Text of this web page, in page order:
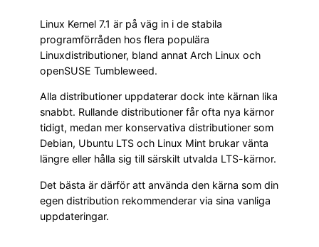
Linux Kernel 7.1 är på väg in i de stabila
programförråden hos flera populära
Linuxdistributioner, bland annat Arch Linux och
openSUSE Tumbleweed.
Alla distributioner uppdaterar dock inte kärnan lika
snabbt. Rullande distributioner får ofta nya kärnor
tidigt, medan mer konservativa distributioner som
Debian, Ubuntu LTS och Linux Mint brukar vänta
längre eller hålla sig till särskilt utvalda LTS-kärnor.
Det bästa är därför att använda den kärna som din
egen distribution rekommenderar via sina vanliga
uppdateringar.